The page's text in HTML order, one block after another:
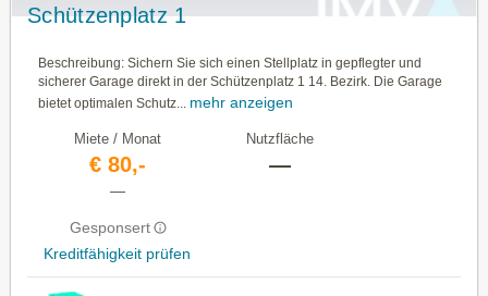
Schützenplatz 1
Beschreibung: Sichern Sie sich einen Stellplatz in gepflegter und
sicherer Garage direkt in der Schützenplatz 1 14. Bezirk. Die Garage
bietet optimalen Schutz... mehr anzeigen
Miete / Monat
€ 80,-
—
Gesponsert
Kreditfähigkeit prüfen
Nutzfläche
—